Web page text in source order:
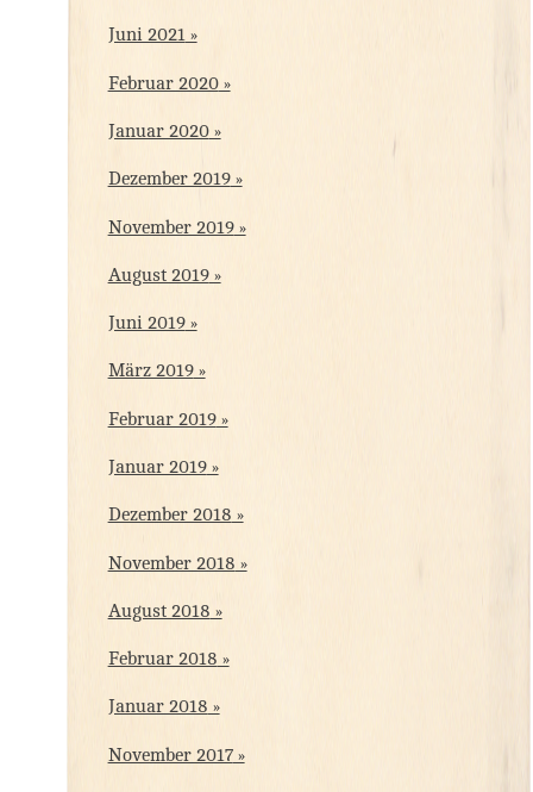
Juni 2021
Februar 2020
Januar 2020
Dezember 2019
November 2019
August 2019
Juni 2019
März 2019
Februar 2019
Januar 2019
Dezember 2018
November 2018
August 2018
Februar 2018
Januar 2018
November 2017